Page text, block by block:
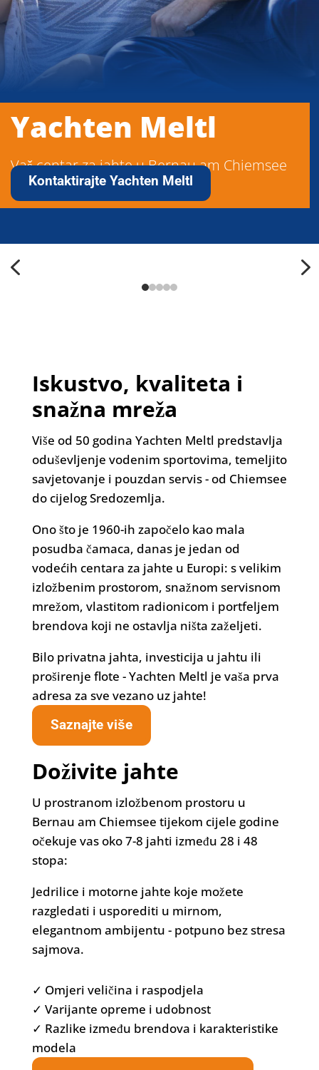
Yachten Meltl
Vaš centar za jahte u Bernau am Chiemsee
Kontaktirajte Yachten Meltl
Iskustvo, kvaliteta i
snažna mreža
Više od 50 godina Yachten Meltl predstavlja
oduševljenje vodenim sportovima, temeljito
savjetovanje i pouzdan servis - od Chiemsee
do cijelog Sredozemlja.
Ono što je 1960-ih započelo kao mala
posudba čamaca, danas je jedan od
vodećih centara za jahte u Europi: s velikim
izložbenim prostorom, snažnom servisnom
mrežom, vlastitom radionicom i portfeljem
brendova koji ne ostavlja ništa zaželjeti.
Bilo privatna jahta, investicija u jahtu ili
proširenje flote - Yachten Meltl je vaša prva
adresa za sve vezano uz jahte!
Saznajte više
Doživite jahte
U prostranom izložbenom prostoru u
Bernau am Chiemsee tijekom cijele godine
očekuje vas oko 7-8 jahti između 28 i 48
stopa:
Jedrilice i motorne jahte koje možete
razgledati i usporediti u mirnom,
elegantnom ambijentu - potpuno bez stresa
sajmova.
✓ Omjeri veličina i raspodjela
✓ Varijante opreme i udobnost
✓ Razlike između brendova i karakteristike
modela